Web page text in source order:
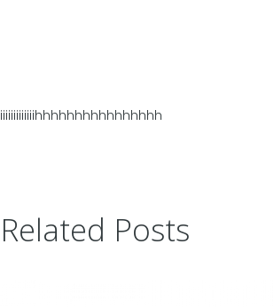
iiiiiiiiiiiiihhhhhhhhhhhhhhhh
Related Posts